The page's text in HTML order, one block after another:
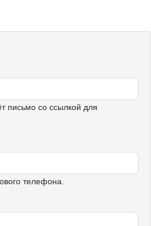
письмо со ссылкой для
телефона.